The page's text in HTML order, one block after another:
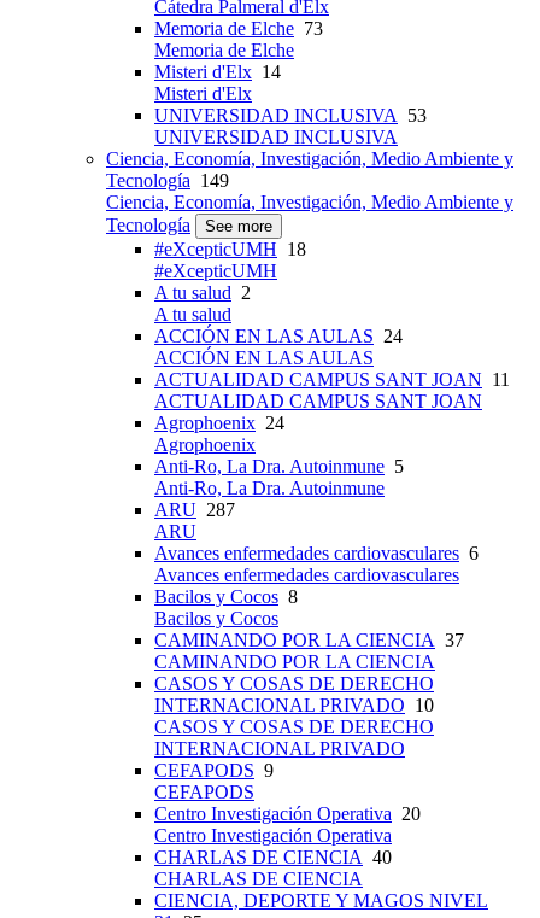
Cátedra Palmeral d'Elx
Memoria de Elche 73
Memoria de Elche
Misteri d'Elx 14
Misteri d'Elx
UNIVERSIDAD INCLUSIVA 53
UNIVERSIDAD INCLUSIVA
Ciencia, Economía, Investigación, Medio Ambiente y
Tecnología 149
Ciencia, Economía, Investigación, Medio Ambiente y
Tecnología
See more
#eXcepticUMH 18
#eXcepticUMH
A tu salud 2
A tu salud
ACCIÓN EN LAS AULAS 24
ACCIÓN EN LAS AULAS
ACTUALIDAD CAMPUS SANT JOAN 11
ACTUALIDAD CAMPUS SANT JOAN
Agrophoenix 24
Agrophoenix
Anti-Ro, La Dra. Autoinmune 5
Anti-Ro, La Dra. Autoinmune
ARU 287
ARU
Avances enfermedades cardiovasculares 6
Avances enfermedades cardiovasculares
Bacilos y Cocos 8
Bacilos y Cocos
CAMINANDO POR LA CIENCIA 37
CAMINANDO POR LA CIENCIA
CASOS Y COSAS DE DERECHO
INTERNACIONAL PRIVADO 10
CASOS Y COSAS DE DERECHO
INTERNACIONAL PRIVADO
CEFAPODS 9
CEFAPODS
Centro Investigación Operativa 20
Centro Investigación Operativa
CHARLAS DE CIENCIA 40
CHARLAS DE CIENCIA
CIENCIA, DEPORTE Y MAGOS NIVEL